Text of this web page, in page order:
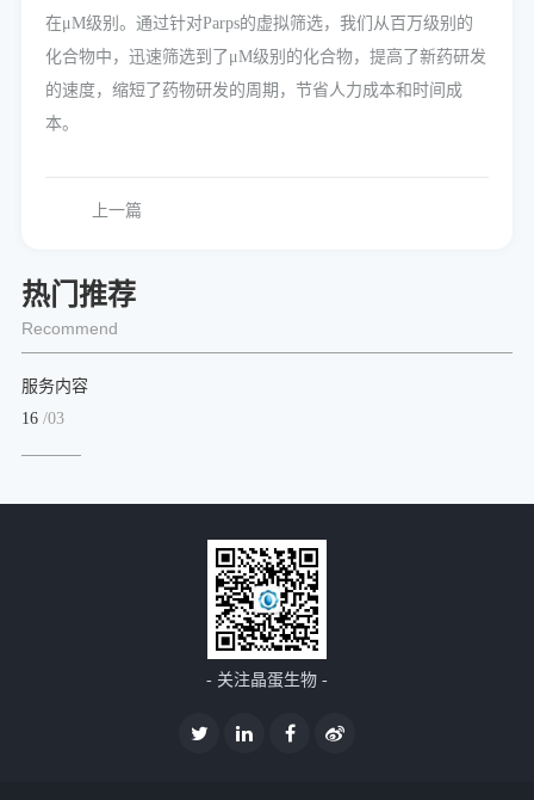
在μM级别。通过针对Parps的虚拟筛选，我们从百万级别的
化合物中，迅速筛选到了μM级别的化合物，提高了新药研发
的速度，缩短了药物研发的周期，节省人力成本和时间成
本。
上一篇
热门推荐
Recommend
服务内容
16 /03
- 关注晶蛋生物 -